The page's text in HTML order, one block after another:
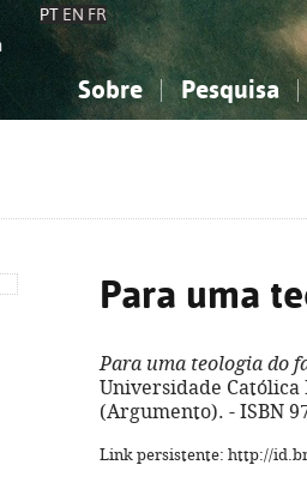
PT EN FR
Sobre Pesquisa
Para uma
Para uma teologia do
Universidade Católica
(Argumento). - ISBN
Link persistente: http://